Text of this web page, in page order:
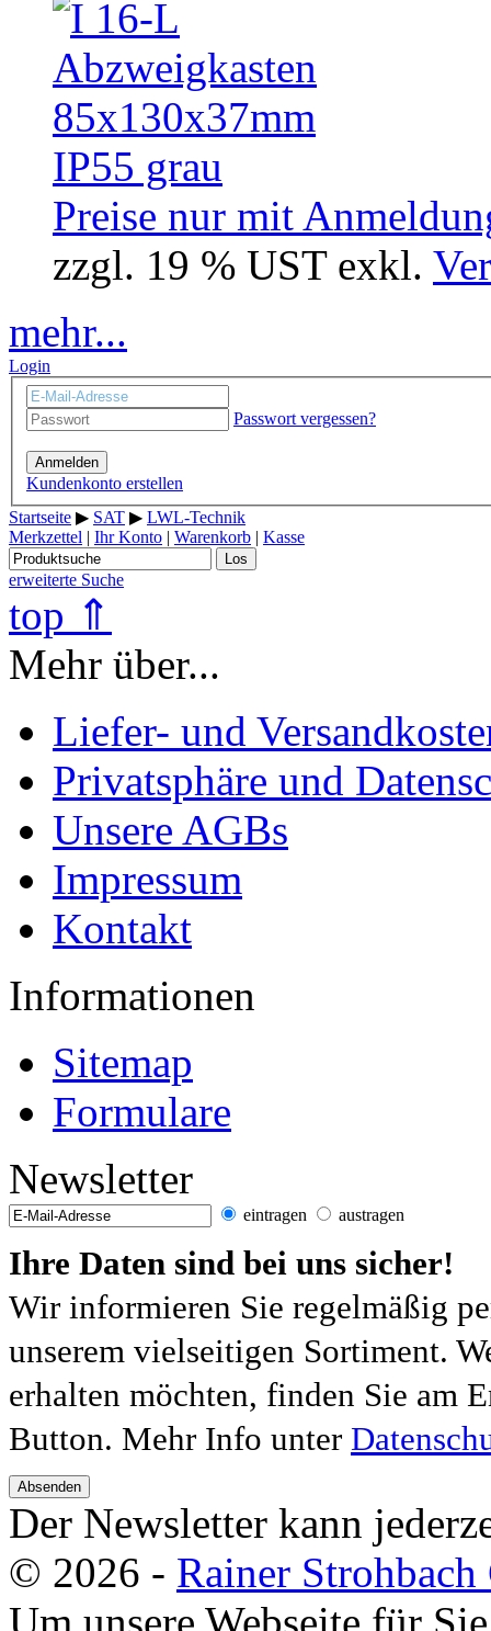
Preise nur mit
zzgl. 19 % UST exkl.
mehr...
Login
Passwort vergessen?
Anmelden
Kundenkonto erstellen
Startseite ▶ SAT ▶ LWL-Technik
Merkzettel | Ihr Konto | Warenkorb | Kasse
Los
erweiterte Suche
top ⇑
Mehr über...
Liefer- und
Privatsphäre und
Unsere AGBs
Impressum
Kontakt
Informationen
Sitemap
Formulare
Newsletter
eintragen austragen
Ihre Daten sind bei uns sicher!
Wir informieren Sie regelmäßig
unserem vielseitigen Sortiment.
erhalten möchten, finden Sie am
Button. Mehr Info unter
Absenden
Der Newsletter kann
© 2026 - Rainer
Um unsere Webseite für